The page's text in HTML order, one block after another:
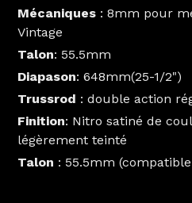
Mécaniques : 8mm pour
Vintage
Talon: 55.5mm
Diapason: 648mm(25-1/2")
Trussrod : double action
Finition: Nitro satiné de
légèrement teinté
Talon : 55.5mm